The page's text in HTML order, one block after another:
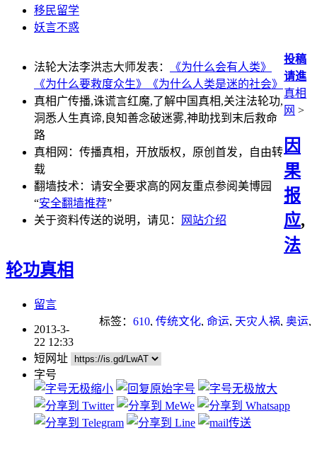
移民留学
妖言不惑
法轮大法李洪志大师发表：
《为什么会有人类》
《为什么要救度众生》
《为什么人类是迷的社会》
真相广传播,诛谎言红魔,了解中国真相,关注法轮功,
洞悉人生真谛,良知善念破迷雾,神助找到末后救命
路
真相网：传播真相，开放版权，原创首发，自由转
载
翻墙技术：请安全要求高的网友重点参阅美博园
“安全翻墙推荐”
关于资料传送的说明，请见：
网站介绍
投稿
请進
真相
网 >
因
果
报
应,
法
轮功真相
留言
标签： 610, 传统文化, 命运, 天灾人祸, 奥运,
2013-3-
22 12:33
短网址
字号